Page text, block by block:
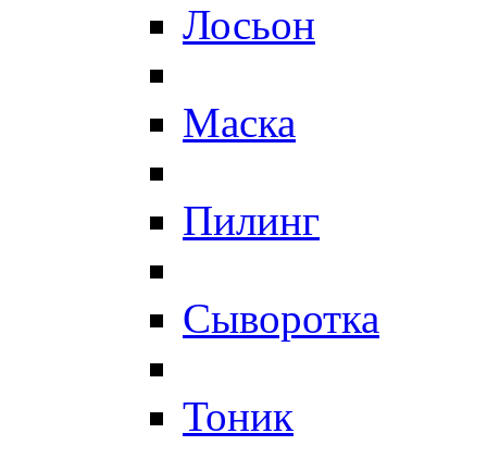
Лосьон
Маска
Пилинг
Сыворотка
Тоник